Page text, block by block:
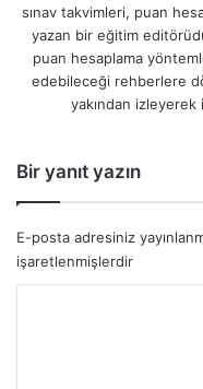
sınav takvimleri, puan
yazan bir eğitim
puan hesaplama
edebileceği rehberlere
yakından
Bir yanıt yazın
E-posta adresiniz
işaretlenmişlerdir